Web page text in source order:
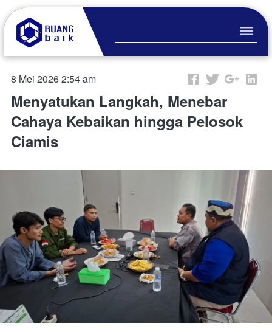
8 Mei 2026 2:54 am
Menyatukan Langkah, Menebar
Cahaya Kebaikan hingga Pelosok
Ciamis